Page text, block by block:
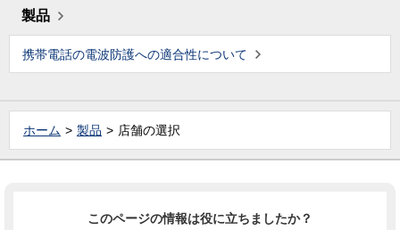
製品
携帯電話の電波防護への適合性について
ホーム 製品 店舗の選択
このページの情報は役に立ちましたか？